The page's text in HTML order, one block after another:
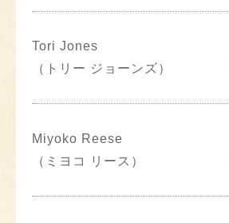
Tori Jones
（トリー ジョーンズ）
Miyoko Reese
（ミヨコ リース）